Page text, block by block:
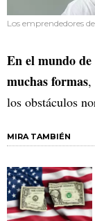
Los emprendedores
En el mundo
muchas formas,
los obstáculos
MIRA TAMBIÉN